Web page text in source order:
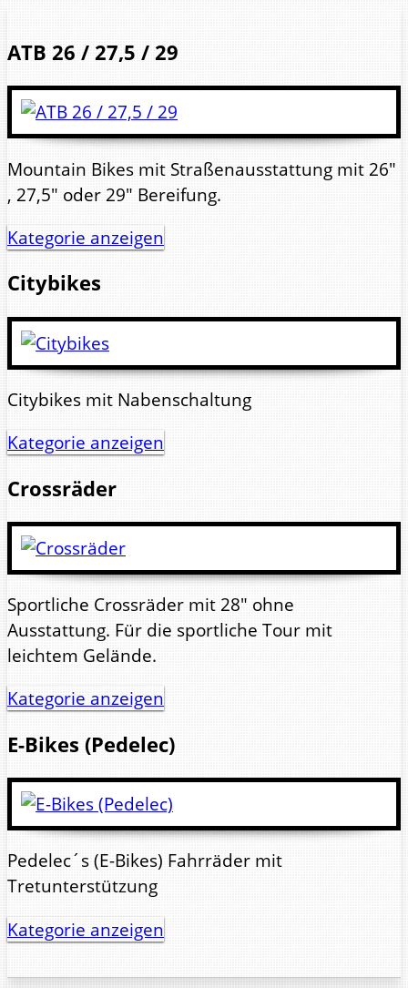
ATB 26 / 27,5 / 29
Mountain Bikes mit Straßenausstattung mit 26"
, 27,5" oder 29" Bereifung.
Kategorie anzeigen
Citybikes
Citybikes mit Nabenschaltung
Kategorie anzeigen
Crossräder
Sportliche Crossräder mit 28" ohne
Ausstattung. Für die sportliche Tour mit
leichtem Gelände.
Kategorie anzeigen
E-Bikes (Pedelec)
Pedelec´s (E-Bikes) Fahrräder mit
Tretunterstützung
Kategorie anzeigen